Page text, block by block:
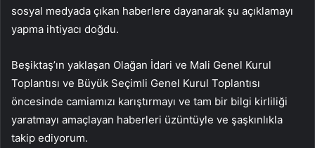
sosyal medyada çıkan haberlere dayanarak şu açıklamayı
yapma ihtiyacı doğdu.
Beşiktaş’ın yaklaşan Olağan İdari ve Mali Genel Kurul
Toplantısı ve Büyük Seçimli Genel Kurul Toplantısı
öncesinde camiamızı karıştırmayı ve tam bir bilgi kirliliği
yaratmayı amaçlayan haberleri üzüntüyle ve şaşkınlıkla
takip ediyorum.